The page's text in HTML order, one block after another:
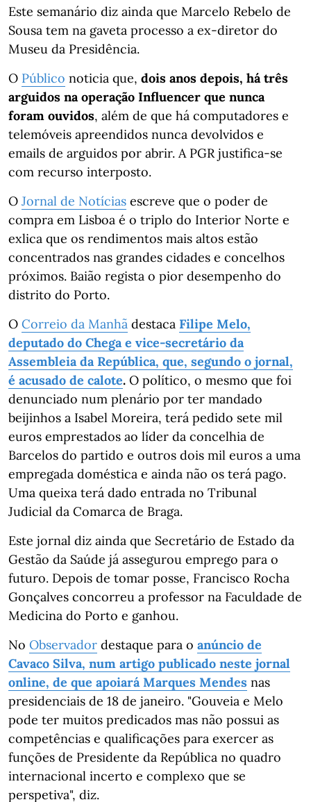
Este semanário diz ainda que Marcelo Rebelo de
Sousa tem na gaveta processo a ex-diretor do
Museu da Presidência.
O Público noticia que, dois anos depois, há três
arguidos na operação Influencer que nunca
foram ouvidos, além de que há computadores e
telemóveis apreendidos nunca devolvidos e
emails de arguidos por abrir. A PGR justifica-se
com recurso interposto.
O Jornal de Notícias escreve que o poder de
compra em Lisboa é o triplo do Interior Norte e
exlica que os rendimentos mais altos estão
concentrados nas grandes cidades e concelhos
próximos. Baião regista o pior desempenho do
distrito do Porto.
O Correio da Manhã destaca Filipe Melo,
deputado do Chega e vice-secretário da
Assembleia da República, que, segundo o jornal,
é acusado de calote. O político, o mesmo que foi
denunciado num plenário por ter mandado
beijinhos a Isabel Moreira, terá pedido sete mil
euros emprestados ao líder da concelhia de
Barcelos do partido e outros dois mil euros a uma
empregada doméstica e ainda não os terá pago.
Uma queixa terá dado entrada no Tribunal
Judicial da Comarca de Braga.
Este jornal diz ainda que Secretário de Estado da
Gestão da Saúde já assegurou emprego para o
futuro. Depois de tomar posse, Francisco Rocha
Gonçalves concorreu a professor na Faculdade de
Medicina do Porto e ganhou.
No Observador destaque para o anúncio de
Cavaco Silva, num artigo publicado neste jornal
online, de que apoiará Marques Mendes nas
presidenciais de 18 de janeiro. "Gouveia e Melo
pode ter muitos predicados mas não possui as
competências e qualificações para exercer as
funções de Presidente da República no quadro
internacional incerto e complexo que se
perspetiva", diz.